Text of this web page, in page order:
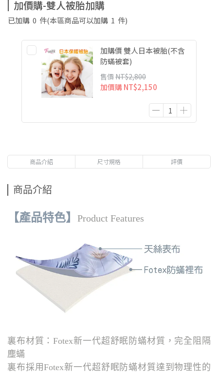
加價購-雙人被胎加購
已加購 0 件(本區商品可以加購 1 件)
加購價 雙人日本被胎(不含
防蟎被套)
售價 NT$2,800
加價購NT$2,150
商品介紹 尺寸規格 評價
商品介紹
【產品特色】 Product Features
裏布材質：Fotex新一代超舒眠防蟎材質，完全阻隔
塵蟎
裏布採用Fotex新一代超舒眠防蟎材質達到物理性的